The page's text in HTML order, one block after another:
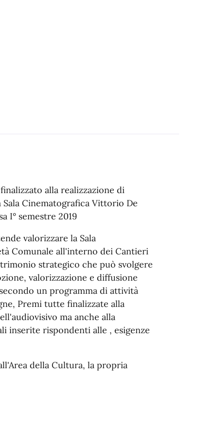
alla realizzazione di
Cinematografica Vittorio De
I° semestre 2019
valorizzare la Sala
Comunale all'interno dei Cantieri
strategico che può svolgere
valorizzazione e diffusione
un programma di attività
Premi tutte finalizzate alla
ma anche alla
inserite rispondenti alle , esigenze
della Cultura, la propria